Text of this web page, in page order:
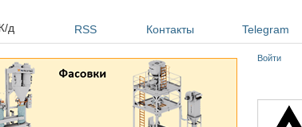
д RSS Контакты Telegram
Войти